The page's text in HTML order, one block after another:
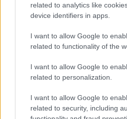
related to analytics like
device identifiers in apps.
I want to allow Google to
related to functionality of the
I want to allow Google to
related to personalization.
I want to allow Google to
related to security, including